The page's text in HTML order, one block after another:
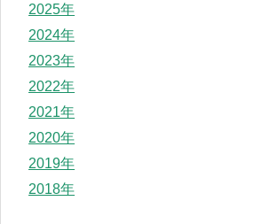
2025年
2024年
2023年
2022年
2021年
2020年
2019年
2018年